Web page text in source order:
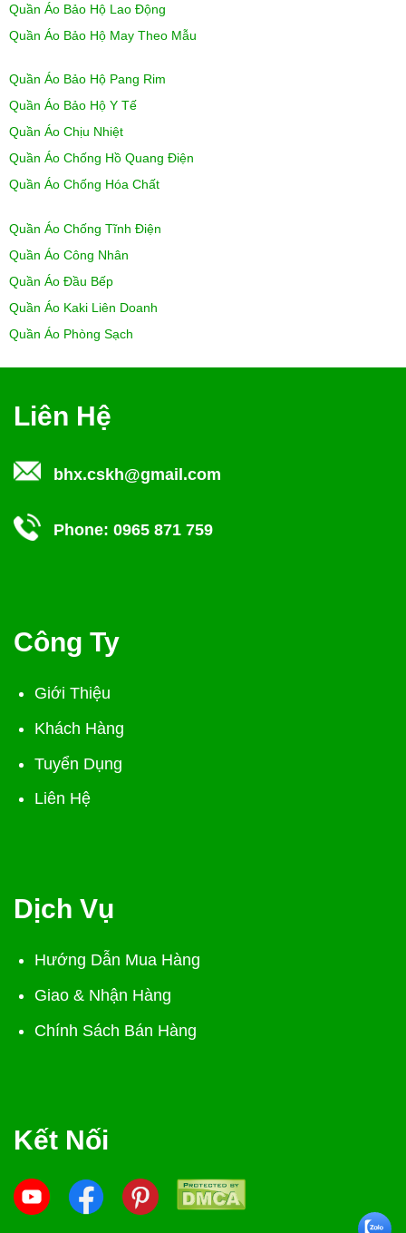
Quần Áo Bảo Hộ Lao Động
Quần Áo Bảo Hộ May Theo Mẫu
Quần Áo Bảo Hộ Pang Rim
Quần Áo Bảo Hộ Y Tế
Quần Áo Chịu Nhiệt
Quần Áo Chống Hồ Quang Điện
Quần Áo Chống Hóa Chất
Quần Áo Chống Tĩnh Điện
Quần Áo Công Nhân
Quần Áo Đầu Bếp
Quần Áo Kaki Liên Doanh
Quần Áo Phòng Sạch
Liên Hệ
bhx.cskh@gmail.com
Phone: 0965 871 759
Công Ty
Giới Thiệu
Khách Hàng
Tuyển Dụng
Liên Hệ
Dịch Vụ
Hướng Dẫn Mua Hàng
Giao & Nhận Hàng
Chính Sách Bán Hàng
Kết Nối